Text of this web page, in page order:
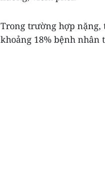
Trong trường hợp nặng,
khoảng 18% bệnh nhân